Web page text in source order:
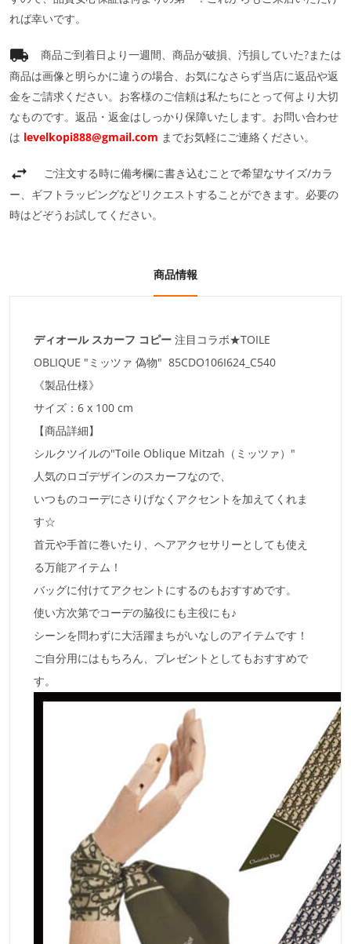
れば幸いです。
商品ご到着日より一週間、商品が破損、汚損していた?または
商品は画像と明らかに違うの場合、お気になさらず当店に返品や返
金をご請求ください。お客様のご信頼は私たちにとって何より大切
なものです。返品・返金はしっかり保障いたします。お問い合わせ
は levelkopi888@gmail.com までお気軽にご連絡ください。
ご注文する時に備考欄に書き込むことで希望なサイズ/カラ
ー、ギフトラッピングなどリクエストすることができます。必要の
時はどぞうお試してください。
商品情報
ディオール スカーフ コピー 注目コラボ★TOILE
OBLIQUE " ミッツァ 偽物" 85CDO106I624_C540
《製品仕様》
サイズ：6 x 100 cm
【商品詳細】
シルクツイルの"Toile Oblique Mitzah（ミッツァ）"
人気のロゴデザインのスカーフなので、
いつものコーデにさりげなくアクセントを加えてくれま
す☆
首元や手首に巻いたり、ヘアアクセサリーとしても使え
る万能アイテム！
バッグに付けてアクセントにするのもおすすめです。
使い方次第でコーデの脇役にも主役にも♪
シーンを問わずに大活躍まちがいなしのアイテムです！
ご自分用にはもちろん、プレゼントとしてもおすすめで
す。